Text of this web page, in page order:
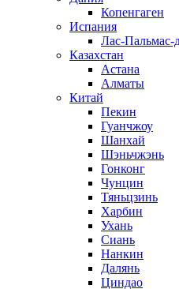
Копенгаген
Испания
Лас-Пальмас-
Казахстан
Астана
Алматы
Китай
Пекин
Гуанчжоу
Шанхай
Шэньчжэнь
Гонконг
Чунцин
Тяньцзинь
Харбин
Ухань
Сиань
Нанкин
Далянь
Циндао